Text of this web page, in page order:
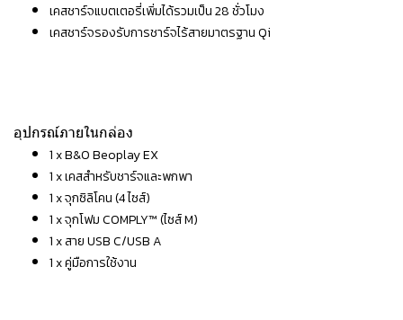
เคสชาร์จแบตเตอรี่เพิ่มได้รวมเป็น 28 ชั่วโมง
เคสชาร์จรองรับการชาร์จไร้สายมาตรฐาน Qi
อุปกรณ์ภายในกล่อง
1 x B&O Beoplay EX
1 x เคสสำหรับชาร์จและพกพา
1 x จุกซิลิโคน (4 ไซส์)
1 x จุกโฟม COMPLY™ (ไซส์ M)
1 x สาย USB C/USB A
1 x คู่มือการใช้งาน